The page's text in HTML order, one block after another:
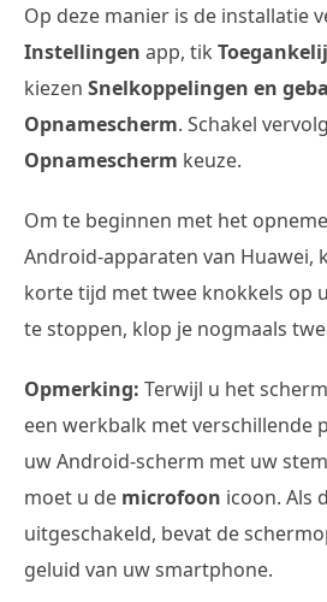
Op deze manier is de installatie
Instellingen app, tik
kiezen Snelkoppelingen en
Opnamescherm. Schakel
Opnamescherm keuze.
Om te beginnen met het
Android-apparaten van Huawei,
korte tijd met twee knokkels op
te stoppen, klop je nogmaals
Opmerking: Terwijl u het
een werkbalk met verschillende
uw Android-scherm met uw
moet u de microfoon icoon. Als
uitgeschakeld, bevat de
geluid van uw smartphone.